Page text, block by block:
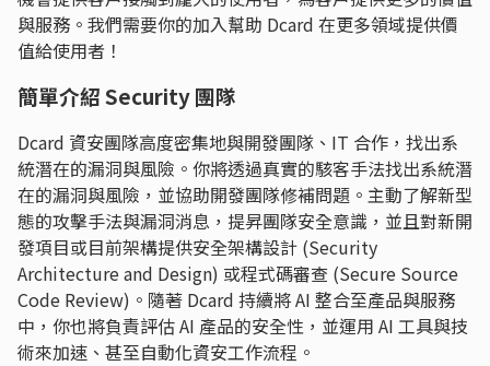
與服務。我們需要你的加入幫助 Dcard 在更多領域提供價
值給使用者！
簡單介紹 Security 團隊
Dcard 資安團隊高度密集地與開發團隊、IT 合作，找出系
統潛在的漏洞與風險。你將透過真實的駭客手法找出系統潛
在的漏洞與風險，並協助開發團隊修補問題。主動了解新型
態的攻擊手法與漏洞消息，提昇團隊安全意識，並且對新開
發項目或目前架構提供安全架構設計 (Security
Architecture and Design) 或程式碼審查 (Secure Source
Code Review)。隨著 Dcard 持續將 AI 整合至產品與服務
中，你也將負責評估 AI 產品的安全性，並運用 AI 工具與技
術來加速、甚至自動化資安工作流程。